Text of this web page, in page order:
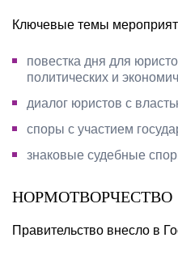
Ключевые темы
повестка дня для
политических и
диалог юристов с
споры с участием
знаковые судебные
НОРМОТВОРЧЕСТВО
Правительство внесло в